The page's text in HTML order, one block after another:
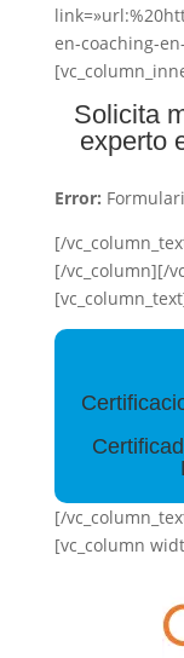
en-coaching-
Solicita
experto
Error:
[/
[/vc_column][/
[/
[vc_column